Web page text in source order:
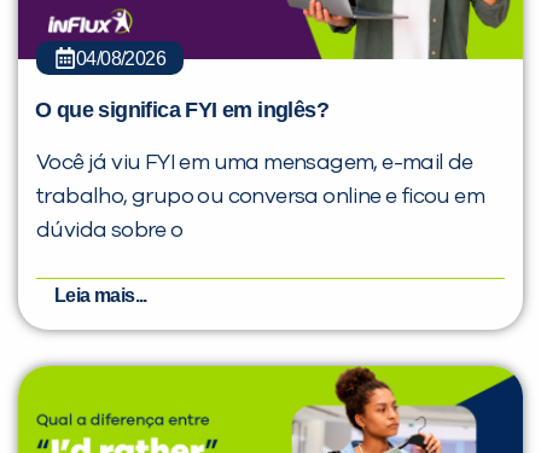
04/08/2026
O que significa FYI em inglês?
Você já viu FYI em uma mensagem, e-mail de
trabalho, grupo ou conversa online e ficou em
dúvida sobre o
Leia mais...